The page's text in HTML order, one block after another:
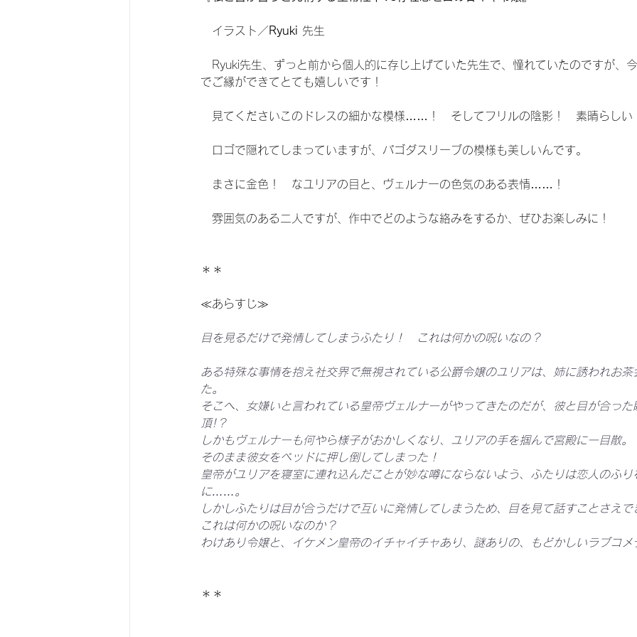
イラスト／Ryuki 先生
Ryuki先生、ずっと前から個人的に存じ上げていた先生で、憧れていたのですが、
でご縁ができてとても嬉しいです！
見てくださいこのドレスの細かな模様……！　そしてフリルの陰影！　素晴らしい
ロゴで隠れてしまっていますが、パゴダスリーブの模様も美しいんです。
まさに金色！　なユリアの目と、ヴェルナーの色気のある表情……！
雰囲気のある二人ですが、作中でどのような絡みをするか、ぜひお楽しみに！
＊＊
≪あらすじ≫
目を見るだけで発情してしまうふたり！　これは何かの呪いなの？
ある特殊な事情を抱え社交界で無視されている公爵令嬢のユリアは、姉に誘われお茶
た。
そこへ、女嫌いと言われている皇帝ヴェルナーがやってきたのだが、彼と目が合った
頂!？
しかもヴェルナーも何やら様子がおかしくなり、ユリアの手を掴んで宮殿に一目散。
そのまま彼女をベッドに押し倒してしまった！
皇帝がユリアを寝室に連れ込んだことが妙な噂にならないよう、ふたりは恋人のふり
に……。
しかしふたりは目が合うだけで互いに発情してしまうため、目を見て話すことさえで
これは何かの呪いなのか？
わけあり令嬢と、イケメン皇帝のイチャイチャあり、謎ありの、もどかしいラブコメ
＊＊